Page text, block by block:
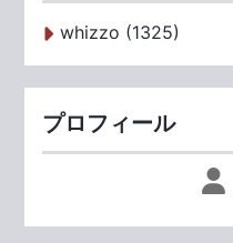
whizzo (1325)
プロフィール